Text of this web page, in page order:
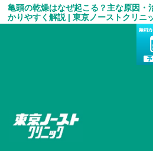
亀頭の乾燥はなぜ起こる？主な原因・
かりやすく解説 | 東京ノーストクリニ